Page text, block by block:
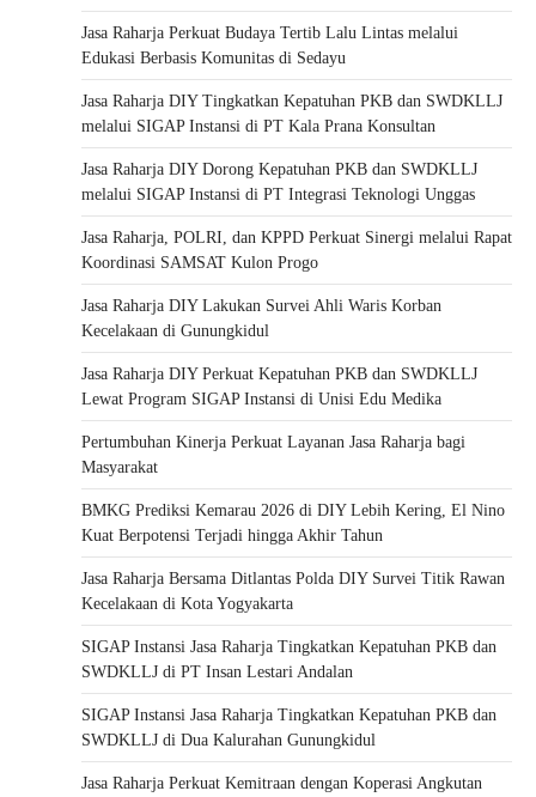
Jasa Raharja Perkuat Budaya Tertib Lalu Lintas melalui
Edukasi Berbasis Komunitas di Sedayu
Jasa Raharja DIY Tingkatkan Kepatuhan PKB dan SWDKLLJ
melalui SIGAP Instansi di PT Kala Prana Konsultan
Jasa Raharja DIY Dorong Kepatuhan PKB dan SWDKLLJ
melalui SIGAP Instansi di PT Integrasi Teknologi Unggas
Jasa Raharja, POLRI, dan KPPD Perkuat Sinergi melalui Rapat
Koordinasi SAMSAT Kulon Progo
Jasa Raharja DIY Lakukan Survei Ahli Waris Korban
Kecelakaan di Gunungkidul
Jasa Raharja DIY Perkuat Kepatuhan PKB dan SWDKLLJ
Lewat Program SIGAP Instansi di Unisi Edu Medika
Pertumbuhan Kinerja Perkuat Layanan Jasa Raharja bagi
Masyarakat
BMKG Prediksi Kemarau 2026 di DIY Lebih Kering, El Nino
Kuat Berpotensi Terjadi hingga Akhir Tahun
Jasa Raharja Bersama Ditlantas Polda DIY Survei Titik Rawan
Kecelakaan di Kota Yogyakarta
SIGAP Instansi Jasa Raharja Tingkatkan Kepatuhan PKB dan
SWDKLLJ di PT Insan Lestari Andalan
SIGAP Instansi Jasa Raharja Tingkatkan Kepatuhan PKB dan
SWDKLLJ di Dua Kalurahan Gunungkidul
Jasa Raharja Perkuat Kemitraan dengan Koperasi Angkutan